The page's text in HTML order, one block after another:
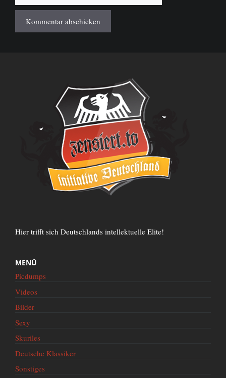
Hier trifft sich Deutschlands intellektuelle Elite!
MENÜ
Picdumps
Videos
Bilder
Sexy
Skuriles
Deutsche Klassiker
Sonstiges